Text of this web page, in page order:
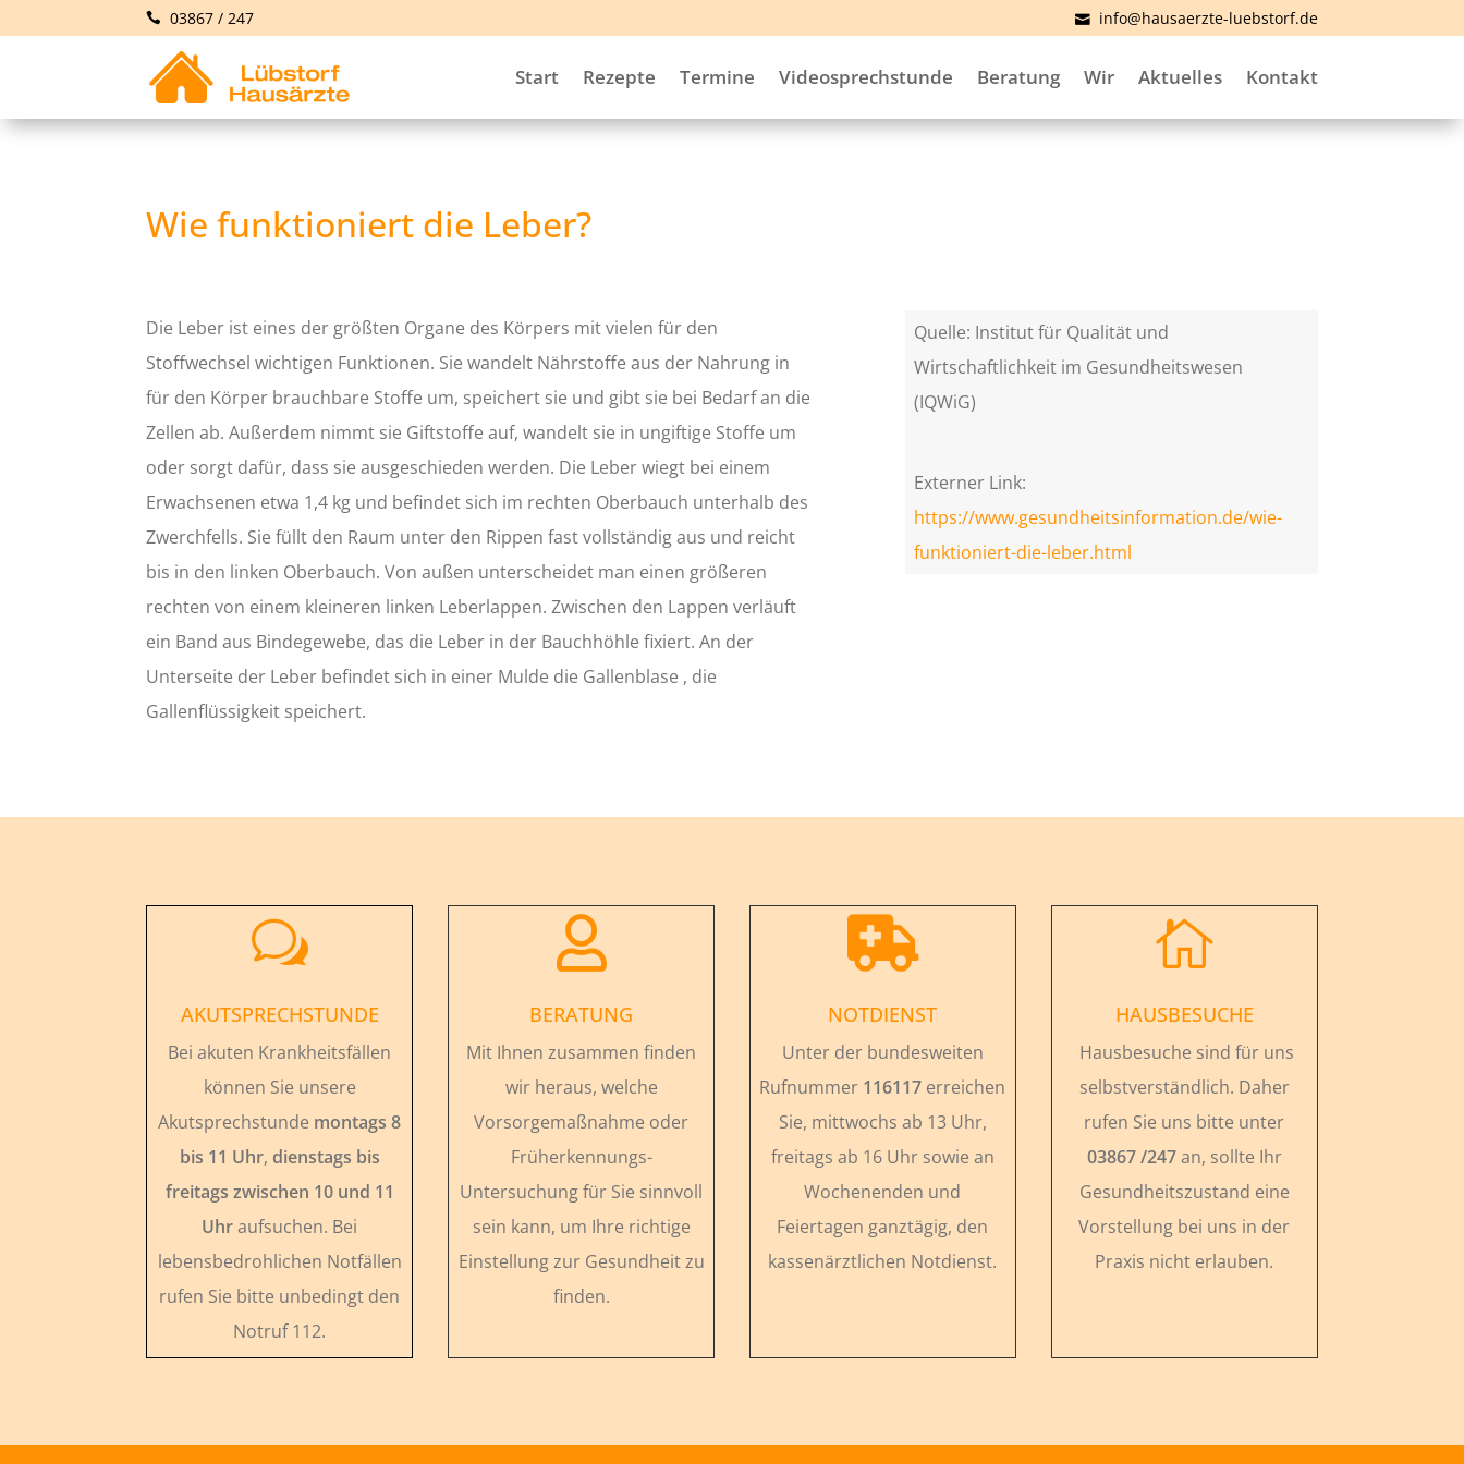
03867 / 247 info@hausaerzte-luebstorf.de
Start Rezepte Termine Videosprechstunde Beratung Wir Aktuelles Kontakt
Wie funktioniert die Leber?
Die Leber ist eines der größten Organe des Körpers mit vielen für den
Stoffwechsel wichtigen Funktionen. Sie wandelt Nährstoffe aus der Nahrung in
für den Körper brauchbare Stoffe um, speichert sie und gibt sie bei Bedarf an die
Zellen ab. Außerdem nimmt sie Giftstoffe auf, wandelt sie in ungiftige Stoffe um
oder sorgt dafür, dass sie ausgeschieden werden. Die Leber wiegt bei einem
Erwachsenen etwa 1,4 kg und befindet sich im rechten Oberbauch unterhalb des
Zwerchfells. Sie füllt den Raum unter den Rippen fast vollständig aus und reicht
bis in den linken Oberbauch. Von außen unterscheidet man einen größeren
rechten von einem kleineren linken Leberlappen. Zwischen den Lappen verläuft
ein Band aus Bindegewebe, das die Leber in der Bauchhöhle fixiert. An der
Unterseite der Leber befindet sich in einer Mulde die Gallenblase , die
Gallenflüssigkeit speichert.
Quelle: Institut für Qualität und
Wirtschaftlichkeit im Gesundheitswesen
(IQWiG)
Externer Link:
https://www.gesundheitsinformation.de/wie-
funktioniert-die-leber.html
w
AKUTSPRECHSTUNDE
Bei akuten Krankheitsfällen
können Sie unsere
Akutsprechstunde montags 8
bis 11 Uhr, dienstags bis
freitags zwischen 10 und 11
Uhraufsuchen. Bei
lebensbedrohlichen Notfällen
rufen Sie bitte unbedingt den
Notruf 112.

BERATUNG
Mit Ihnen zusammen finden
wir heraus, welche
Vorsorgemaßnahme oder
Früherkennungs-
Untersuchung für Sie sinnvoll
sein kann, um Ihre richtige
Einstellung zur Gesundheit zu
finden.

NOTDIENST
Unter der bundesweiten
Rufnummer 116117 erreichen
Sie, mittwochs ab 13 Uhr,
freitags ab 16 Uhr sowie an
Wochenenden und
Feiertagen ganztägig, den
kassenärztlichen Notdienst.

HAUSBESUCHE
Hausbesuche sind für uns
selbstverständlich. Daher
rufen Sie uns bitte unter
03867 /247an, sollte Ihr
Gesundheitszustand eine
Vorstellung bei uns in der
Praxis nicht erlauben.